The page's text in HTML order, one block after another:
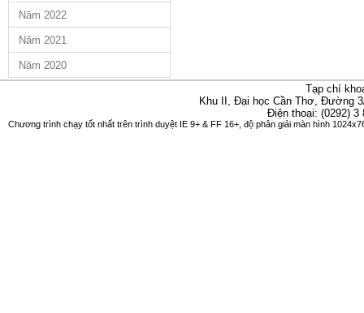
Năm 2022
Năm 2021
Năm 2020
Tạp chí
Khu II, Đại học Cần Thơ, Đường
Điện thoại: (0292)
Chương trình chạy tốt nhất trên trình duyệt IE 9+ & FF 16+, độ phân giải màn hình